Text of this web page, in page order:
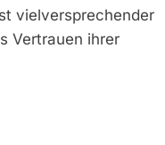
vielversprechender
Vertrauen ihrer